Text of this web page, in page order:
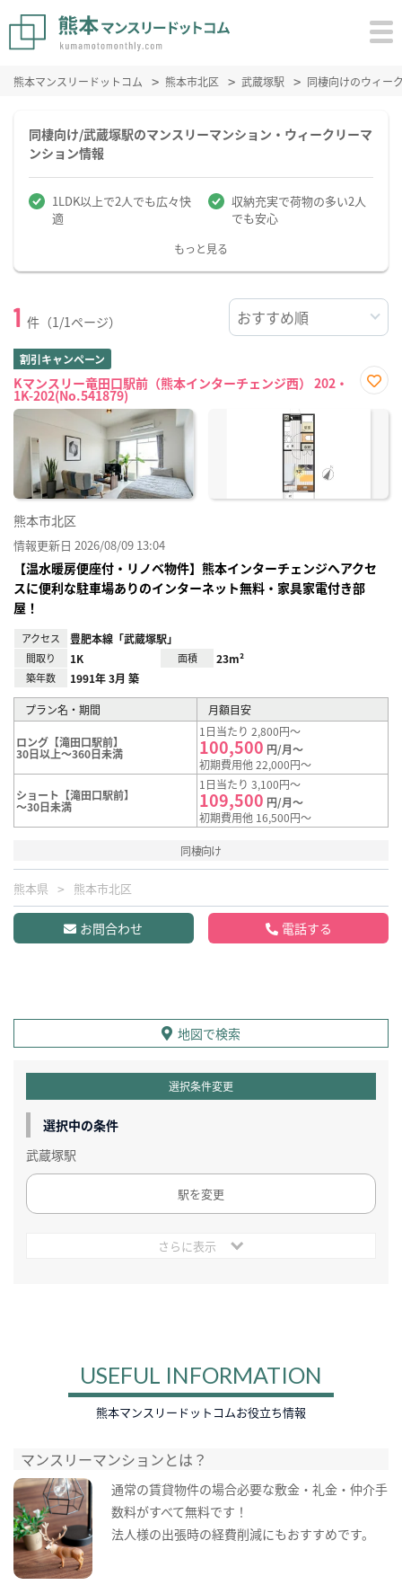
熊本マンスリードットコム 熊本市北区 武蔵塚駅 同棲向けのウィー
同棲向け/武蔵塚駅のマンスリーマンション・ウィークリーマ
ンション情報
1LDK以上で2人でも広々快
適
収納充実で荷物の多い2人
でも安心
もっと見る
1 件（1/1ページ）
割引キャンペーン
Kマンスリー竜田口駅前（熊本インターチェンジ西） 202・
1K-202(No.541879)
に入
熊本市北区
情報更新日 2026/08/09 13:04
【温水暖房便座付・リノベ物件】熊本インターチェンジへアクセ
スに便利な駐車場ありのインターネット無料・家具家電付き部
屋！
アクセス 豊肥本線「武蔵塚駅」
間取り 1K 面積 23m²
築年数 1991年 3月 築
プラン名・期間 月額目安
ロング【滝田口駅前】
30日以上～360日未満
1日当たり 2,800円～
100,500 円/月～
初期費用他 22,000円～
ショート【滝田口駅前】
～30日未満
1日当たり 3,100円～
109,500 円/月～
初期費用他 16,500円～
同棲向け
熊本県 熊本市北区
お問合わせ 電話する
地図で検索
選択条件変更
選択中の条件
武蔵塚駅
駅を変更
さらに表示
USEFUL INFORMATION
熊本マンスリードットコムお役立ち情報
マンスリーマンションとは？
通常の賃貸物件の場合必要な敷金・礼金・仲介手
数料がすべて無料です！
法人様の出張時の経費削減にもおすすめです。